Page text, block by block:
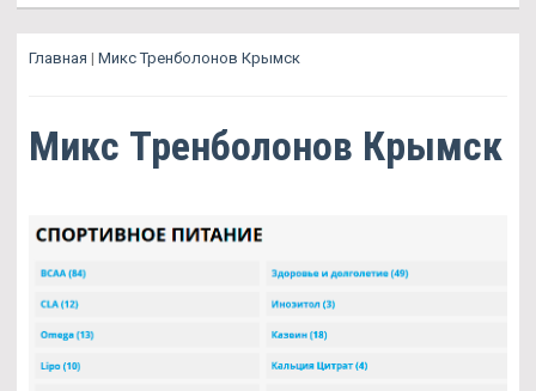
Главная | Микс Тренболонов Крымск
Микс Тренболонов Крымск